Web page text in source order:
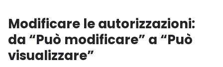
Modificare le autorizzazioni:
da “Può modificare” a “Può
visualizzare”